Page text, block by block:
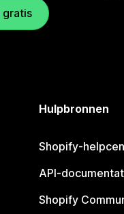
gratis
Hulpbronnen
Shopify-
API-
Shopify